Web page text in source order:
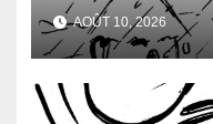
AOÛT 10, 2026